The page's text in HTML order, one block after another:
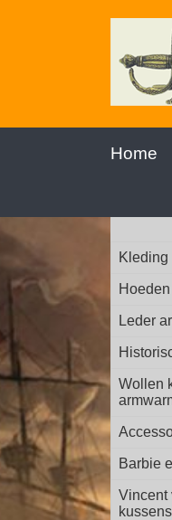
Home
Kleding
Leder
Wollen
Barbie
Vincent
kussens